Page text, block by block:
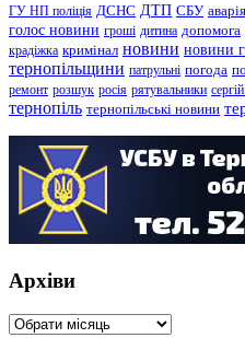
ГУ НП поліція ДСНС ДТП СБУ аварія
голос новини гроші дитина допомога
крадіжка кримінал новини новини
тернопільщини патрульні погода
ремонт розшук росія рятувальники
тернопіль тернопільські новини
Архіви
Архіви